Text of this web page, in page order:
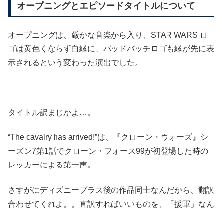
オープニングとエピソードタイトルについて
オープニングは、厳かな音楽から入り、STAR WARS ロ
ゴは黄色くならず白縁に、バッドバッチロゴも縁が先に表
示されるという変わった演出でした。
タイトル訳まじかよ…。
“The cavalry has arrived!”は、『クローン・ウォーズ』シ
ーズン7第1話でクローン・フォース99が初登場した時の
レッカーによる第一声。
さすがにディズニープラス後の作品同士なんだから、翻訳
合わせてくれよ。。直訳すればいいものを、「援軍」なん